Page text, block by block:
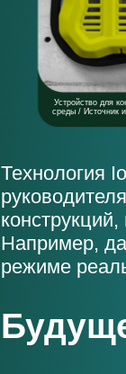
Технология
Например,
режиме
Устройство для
среды / Источник